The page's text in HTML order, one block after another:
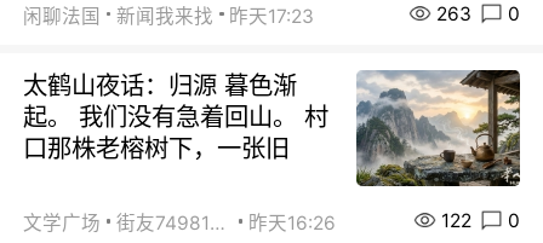
闲聊法国 新闻我来找 昨天17:23 263 0
太鹤山夜话：归源 暮色渐
起。 我们没有急着回山。 村
口那株老榕树下，一张旧
文学广场 街友74981146 昨天16:26 122 0